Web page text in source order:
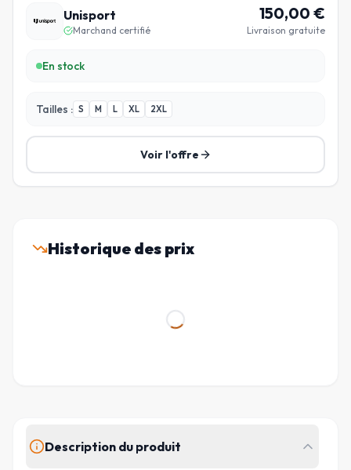
Unisport
Marchand certifié
150,00 €
Livraison gratuite
En stock
Tailles : S M L XL 2XL
Voir l'offre
Historique des prix
Description du produit